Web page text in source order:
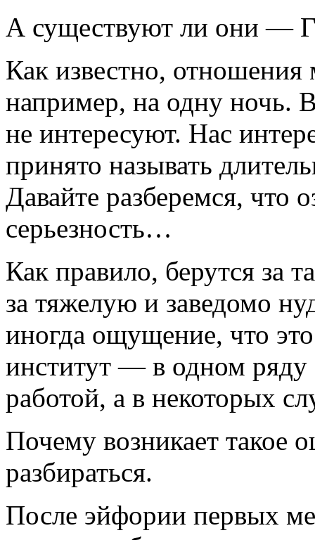
А существуют ли они —
Как известно,
например, на одну ночь.
не интересуют. Нас
принято называть
Давайте разберемся, что
серьезность…
Как правило, берутся за
за тяжелую и заведомо
иногда ощущение, что
институт — в одном
работой, а в некоторых
Почему возникает такое
разбираться.
После эйфории первых